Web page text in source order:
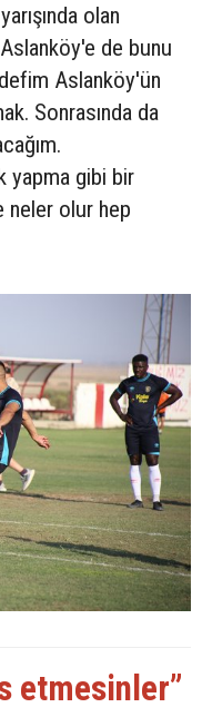
olan
de bunu
Aslanköy'ün
Sonrasında da
yapma gibi bir
neler olur hep
etmesinler”